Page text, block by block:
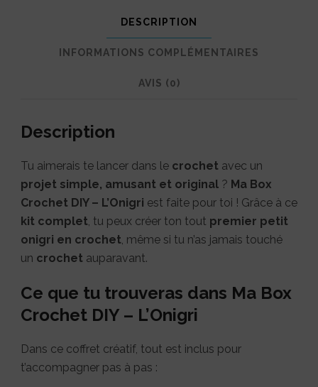
DESCRIPTION
INFORMATIONS COMPLÉMENTAIRES
AVIS (0)
Description
Tu aimerais te lancer dans le crochet avec un
projet simple, amusant et original ? Ma Box
Crochet DIY – L’Onigri est faite pour toi ! Grâce à ce
kit complet , tu peux créer ton tout premier petit
onigri en crochet , même si tu n’as jamais touché
un crochet auparavant.
Ce que tu trouveras dans Ma Box
Crochet DIY – L’Onigri
Dans ce coffret créatif, tout est inclus pour
t’accompagner pas à pas :